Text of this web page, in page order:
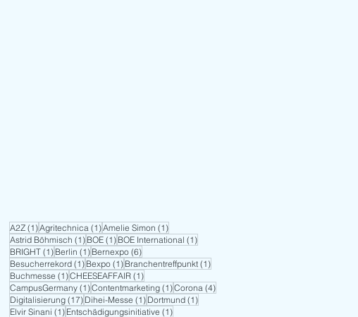
A2Z (1)1 Beitrag
Agritechnica (1)1 Beitrag
Amelie Simon (1)1 Beitrag
Astrid Böhmisch (1)1 Beitrag
BOE (1)1 Beitrag
BOE International (1)1 Beitrag
BRIGHT (1)1 Beitrag
Berlin (1)1 Beitrag
Bernexpo (6)6 Beiträge
Besucherrekord (1)1 Beitrag
Bexpo (1)1 Beitrag
Branchentreffpunkt (1)1 Beitrag
Buchmesse (1)1 Beitrag
CHEESEAFFAIR (1)1 Beitrag
CampusGermany (1)1 Beitrag
Contentmarketing (1)1 Beitrag
Corona (4)4 Beiträge
Digitalisierung (17)17 Beiträge
Dihei-Messe (1)1 Beitrag
Dortmund (1)1 Beitrag
Elvir Sinani (1)1 Beitrag
Entschädigungsinitiative (1)1 Beitrag